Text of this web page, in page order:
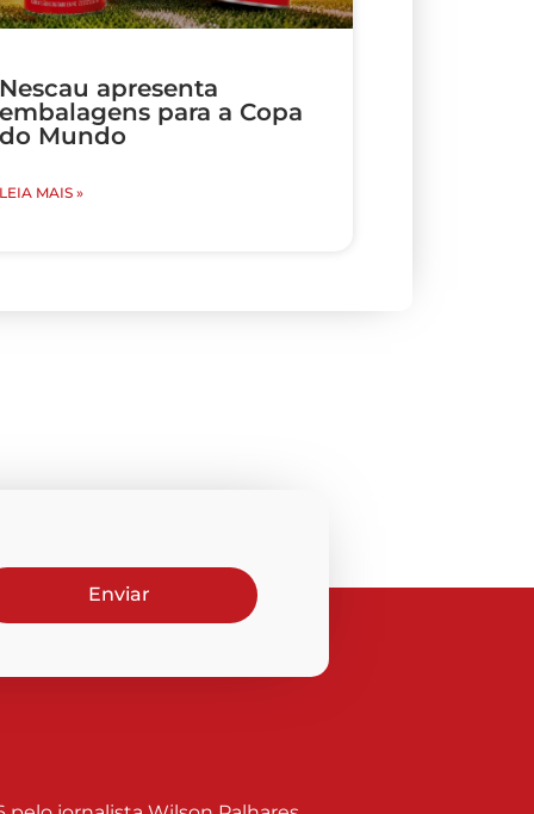
Nescau apresenta
embalagens para a Copa
do Mundo
LEIA MAIS »
Enviar